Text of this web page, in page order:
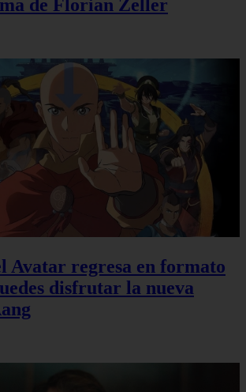
de Florian Zeller
Avatar regresa en formato
disfrutar la nueva